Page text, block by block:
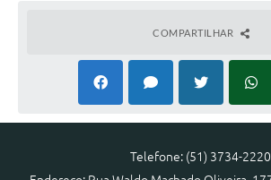
COMPARTILHAR
Telefone: (51) 3734-2220